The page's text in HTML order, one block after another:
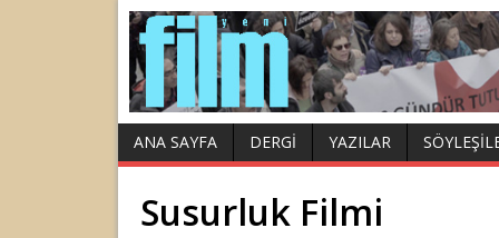
ANA SAYFA DERGI YAZILAR
Susurluk Filmi